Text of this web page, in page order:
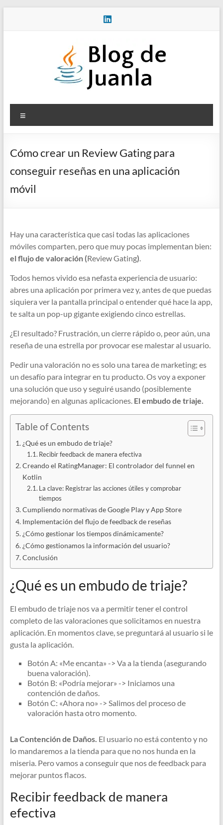
Blog
de
Juanla
Cómo crear un Review Gating para
conseguir reseñas en una aplicación
móvil
Hay una característica que casi todas las aplicaciones
móviles comparten, pero que muy pocas implementan bien:
el flujo de valoración (Review Gating).
Todos hemos vivido esa nefasta experiencia de usuario:
abres una aplicación por primera vez y, antes de que puedas
siquiera ver la pantalla principal o entender qué hace la app,
te salta un pop-up gigante exigiendo cinco estrellas.
¿El resultado? Frustración, un cierre rápido o, peor aún, una
reseña de una estrella por provocar ese malestar al usuario.
Pedir una valoración no es solo una tarea de marketing; es
un desafío para integrar en tu producto. Os voy a exponer
una solución que uso y seguiré usando (posiblemente
mejorando) en algunas aplicaciones. El embudo de triaje.
Table of Contents
¿Qué es un embudo de triaje?
Recibir feedback de manera efectiva
Creando el RatingManager: El controlador del funnel en
Kotlin
La clave: Registrar las acciones útiles y comprobar
tiempos
Cumpliendo normativas de Google Play y App Store
Implementación del flujo de feedback de reseñas
¿Cómo gestionar los tiempos dinámicamente?
¿Cómo gestionamos la información del usuario?
Conclusión
¿Qué es un embudo de triaje?
El embudo de triaje nos va a permitir tener el control
completo de las valoraciones que solicitamos en nuestra
aplicación. En momentos clave, se preguntará al usuario si le
gusta la aplicación.
Botón A: «Me encanta» -> Va a la tienda (asegurando
buena valoración).
Botón B: «Podría mejorar» -> Iniciamos una
contención de daños.
Botón C: «Ahora no» -> Salimos del proceso de
valoración hasta otro momento.
La Contención de Daños. El usuario no está contento y no
lo mandaremos a la tienda para que no nos hunda en la
miseria. Pero vamos a conseguir que nos de feedback para
mejorar puntos flacos.
Recibir feedback de manera
efectiva